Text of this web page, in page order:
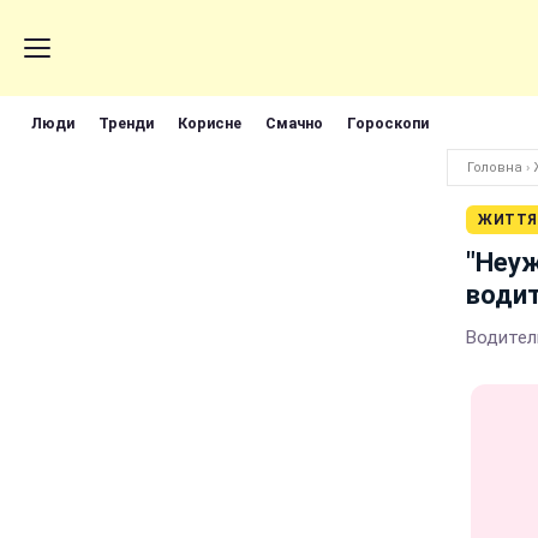
Люди Тренди Корисне Смачно Гороскопи
Головна ›
ЖИТТЯ